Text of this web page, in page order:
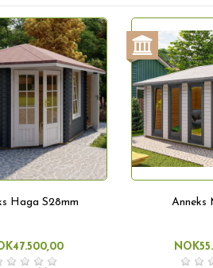
Haga S28mm Anneks